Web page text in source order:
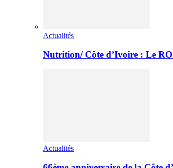
Actualités
Nutrition/ Côte d’Ivoire : Le
Actualités